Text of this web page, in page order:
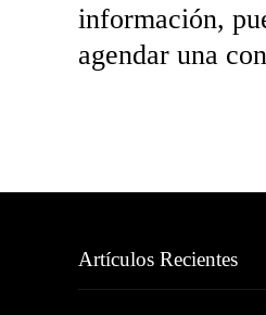
información,
agendar una
Artículos Recientes